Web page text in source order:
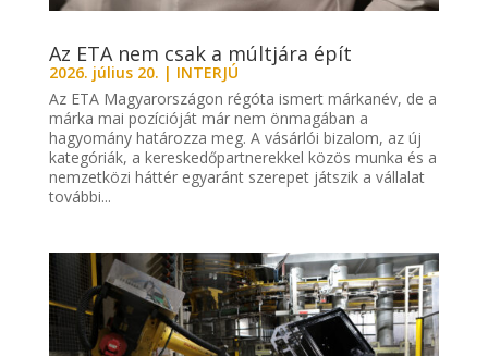
Az ETA nem csak a múltjára épít
2026. július 20. | INTERJÚ
Az ETA Magyarországon régóta ismert márkanév, de a
márka mai pozícióját már nem önmagában a
hagyomány határozza meg. A vásárlói bizalom, az új
kategóriák, a kereskedőpartnerekkel közös munka és a
nemzetközi háttér egyaránt szerepet játszik a vállalat
további...